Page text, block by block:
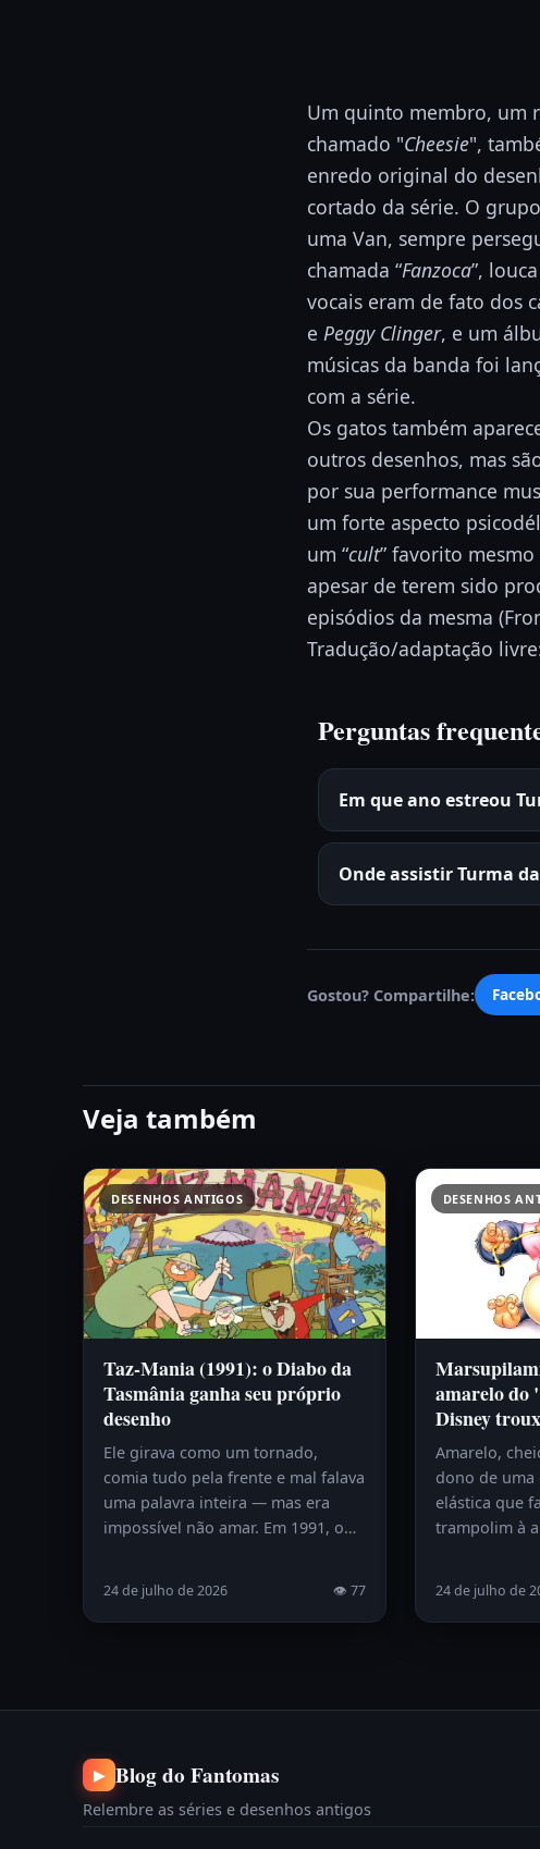
Um quinto membro, um
chamado "Cheesie",
enredo original do
cortado da série. O
uma Van, sempre
chamada “Fanzoca”,
vocais eram de fato dos
e Peggy Clinger, e um
músicas da banda foi
com a série.
Os gatos também
outros desenhos, mas
por sua performance
um forte aspecto
um “cult” favorito
apesar de terem sido
episódios da mesma
Tradução/adaptação
Perguntas
Em que ano estreou
Onde assistir Turma
Gostou? Compartilhe:
Veja também
DESENHOS ANTIGOS
Taz-Mania (1991): o Diabo da
Tasmânia ganha seu próprio
desenho
Ele girava como um tornado,
comia tudo pela frente e mal falava
uma palavra inteira — mas era
impossível não amar. Em 1991, o…
24 de julho de 2026 👁 77
DESENHOS
amarelo do
Disney
Amarelo,
dono de uma
elástica que
trampolim à
24 de julho de
▶ Blog do Fantomas
Relembre as séries e desenhos antigos